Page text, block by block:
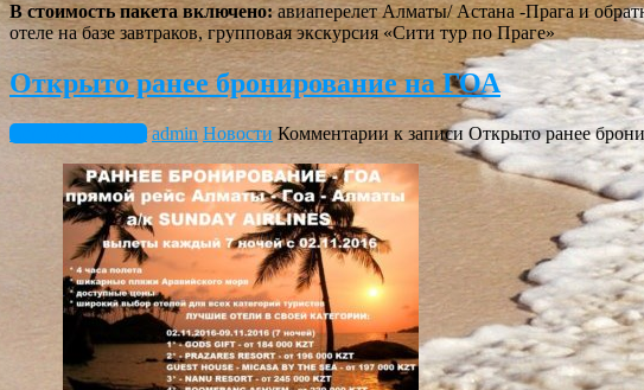
В стоимость пакета включено:авиаперелет Алматы/ Астана -Прага и
отеле на базе завтраков, групповая экскурсия «Cити тур по Праге»
Открыто ранее бронирование на ГОА
Сентябрь 2, 2016 admin Новости Комментарии к записи Открыто ранее